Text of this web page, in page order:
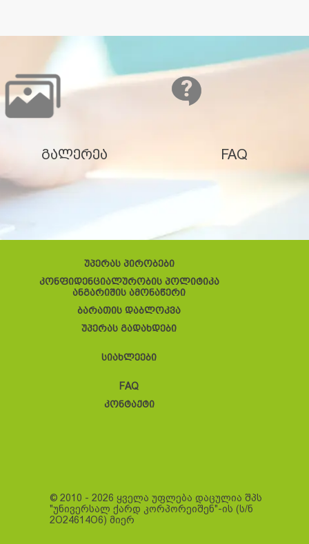
გალერეა FAQ
უპერას პირობები
კონფიდენციალურობის პოლიტიკა
ანგარიშის ამონაწერი
ბარათის დაბლოკვა
უპერას გადახდები
სიახლეები
FAQ
კონტაქტი
© 2010 - 2026 ყველა უფლება დაცულია შპს
"უნივერსალ ქარდ კორპორეიშენ"-ის (ს/ნ
2O24614O6) მიერ